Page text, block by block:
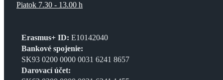
Piatok 7.30 - 13.00 h
Erasmus+ ID: E10142040
Bankové spojenie:
SK93 0200 0000 0031 6241 8657
Darovací účet: